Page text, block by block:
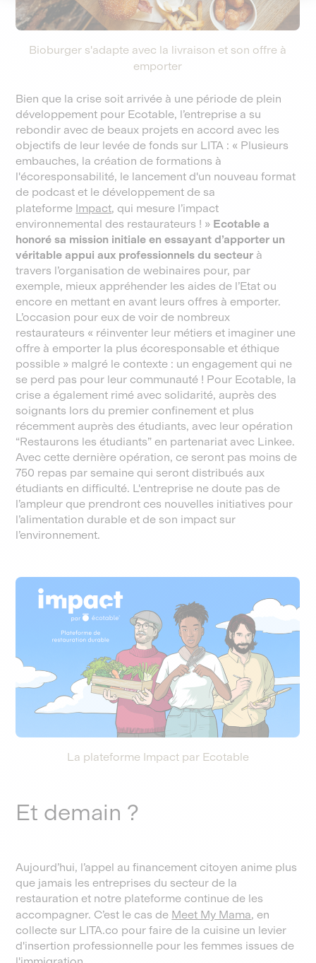
Bioburger s'adapte avec la livraison et son offre à
emporter
Bien que la crise soit arrivée à une période de plein
développement pour Ecotable, l’entreprise a su
rebondir avec de beaux projets en accord avec les
objectifs de leur levée de fonds sur LITA : « Plusieurs
embauches, la création de formations à
l'écoresponsabilité, le lancement d'un nouveau format
de podcast et le développement de sa
plateforme Impact, qui mesure l’impact
environnemental des restaurateurs ! » Ecotable a
honoré sa mission initiale en essayant d’apporter un
véritable appui aux professionnels du secteur à
travers l’organisation de webinaires pour, par
exemple, mieux appréhender les aides de l’Etat ou
encore en mettant en avant leurs offres à emporter.
L’occasion pour eux de voir de nombreux
restaurateurs « réinventer leur métiers et imaginer une
offre à emporter la plus écoresponsable et éthique
possible » malgré le contexte : un engagement qui ne
se perd pas pour leur communauté ! Pour Ecotable, la
crise a également rimé avec solidarité, auprès des
soignants lors du premier confinement et plus
récemment auprès des étudiants, avec leur opération
“Restaurons les étudiants” en partenariat avec Linkee.
Avec cette dernière opération, ce seront pas moins de
750 repas par semaine qui seront distribués aux
étudiants en difficulté. L'entreprise ne doute pas de
l’ampleur que prendront ces nouvelles initiatives pour
l’alimentation durable et de son impact sur
l’environnement.
La plateforme Impact par Ecotable
Et demain ?
Aujourd’hui, l’appel au financement citoyen anime plus
que jamais les entreprises du secteur de la
restauration et notre plateforme continue de les
accompagner. C’est le cas de Meet My Mama, en
collecte sur LITA.co pour faire de la cuisine un levier
d'insertion professionnelle pour les femmes issues de